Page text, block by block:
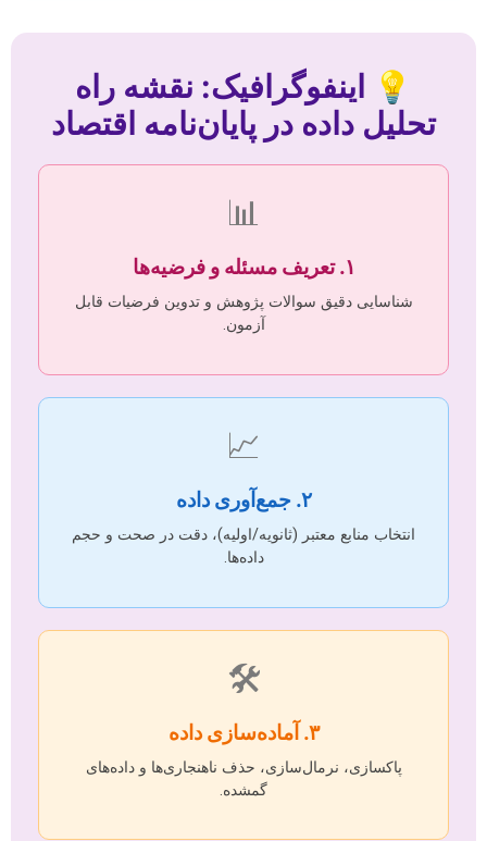
💡 اینفوگرافیک: نقشه راه
تحلیل داده در پایان‌نامه اقتصاد
📊
۱. تعریف مسئله و فرضیه‌ها
شناسایی دقیق سوالات پژوهش و تدوین فرضیات قابل
آزمون.
📈
۲. جمع‌آوری داده
انتخاب منابع معتبر (ثانویه/اولیه)، دقت در صحت و حجم
داده‌ها.
🛠️
۳. آماده‌سازی داده
پاکسازی، نرمال‌سازی، حذف ناهنجاری‌ها و داده‌های
گمشده.